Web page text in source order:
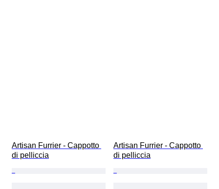
Artisan Furrier - Cappotto
di pelliccia
Artisan Furrier - Cappotto
di pelliccia